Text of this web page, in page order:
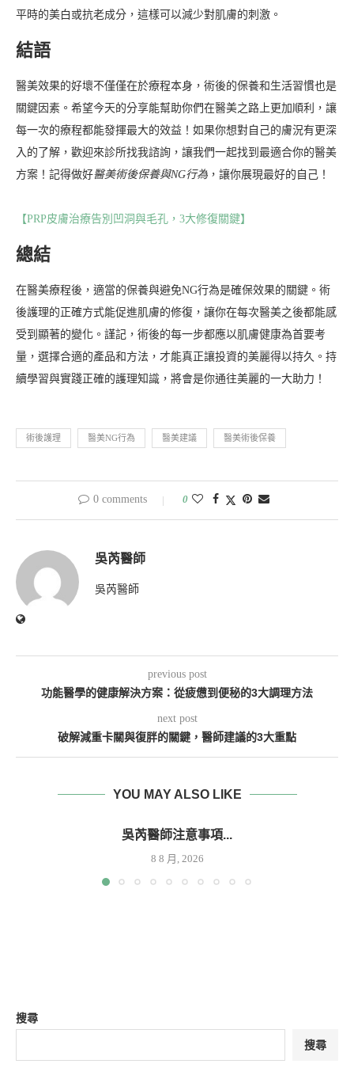
平時的美白或抗老成分，這樣可以減少對肌膚的刺激。
結語
醫美效果的好壞不僅僅在於療程本身，術後的保養和生活習慣也是
關鍵因素。希望今天的分享能幫助你們在醫美之路上更加順利，讓
每一次的療程都能發揮最大的效益！如果你想對自己的膚況有更深
入的了解，歡迎來診所找我諮詢，讓我們一起找到最適合你的醫美
方案！記得做好醫美術後保養與NG行為 ，讓你展現最好的自己！
【PRP皮膚治療告別凹洞與毛孔，3大修復關鍵】
總結
在醫美療程後，適當的保養與避免NG行為是確保效果的關鍵。術
後護理的正確方式能促進肌膚的修復，讓你在每次醫美之後都能感
受到顯著的變化。謹記，術後的每一步都應以肌膚健康為首要考
量，選擇合適的產品和方法，才能真正讓投資的美麗得以持久。持
續學習與實踐正確的護理知識，將會是你通往美麗的一大助力！
術後護理 醫美NG行為 醫美建議 醫美術後保養
0 comments 0
吳芮醫師
吳芮醫師
previous post
功能醫學的健康解決方案：從疲憊到便秘的3大調理方法
next post
破解減重卡關與復胖的關鍵，醫師建議的3大重點
YOU MAY ALSO LIKE
吳芮醫師注意事項...
8 8 月, 2026
搜尋
搜尋